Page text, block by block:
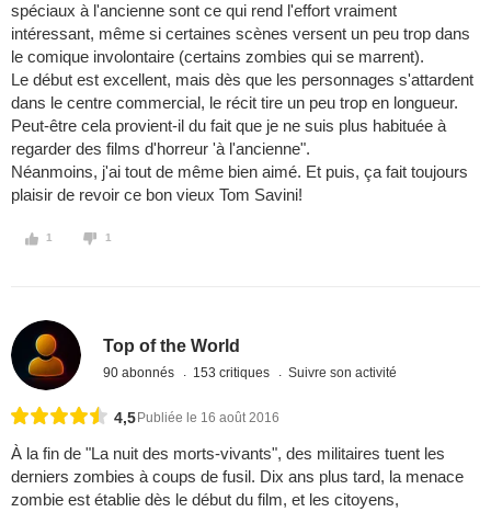
spéciaux à l'ancienne sont ce qui rend l'effort vraiment
intéressant, même si certaines scènes versent un peu trop dans
le comique involontaire (certains zombies qui se marrent).
Le début est excellent, mais dès que les personnages s'attardent
dans le centre commercial, le récit tire un peu trop en longueur.
Peut-être cela provient-il du fait que je ne suis plus habituée à
regarder des films d'horreur 'à l'ancienne".
Néanmoins, j'ai tout de même bien aimé. Et puis, ça fait toujours
plaisir de revoir ce bon vieux Tom Savini!
1 1
Top of the World
90 abonnés 153 critiques Suivre son activité
4,5 Publiée le 16 août 2016
À la fin de "La nuit des morts-vivants", des militaires tuent les
derniers zombies à coups de fusil. Dix ans plus tard, la menace
zombie est établie dès le début du film, et les citoyens,